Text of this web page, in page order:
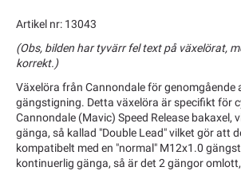
Artikel nr: 13043
(Obs, bilden har tyvärr fel text på växelörat,
korrekt.)
Växelöra från Cannondale för genomgående
gängstigning. Detta växelöra är specifikt för
Cannondale (Mavic) Speed Release bakaxel,
gänga, så kallad "Double Lead" vilket gör att
kompatibelt med en "normal" M12x1.0
kontinuerlig gänga, så är det 2 gängor